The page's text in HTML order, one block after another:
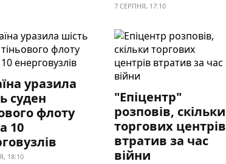
7 СЕРПНЯ, 17:10
уразила
суден
флоту
10
18:10
"Епіцентр"
розповів, скільки
торгових центрів
втратив за час
війни